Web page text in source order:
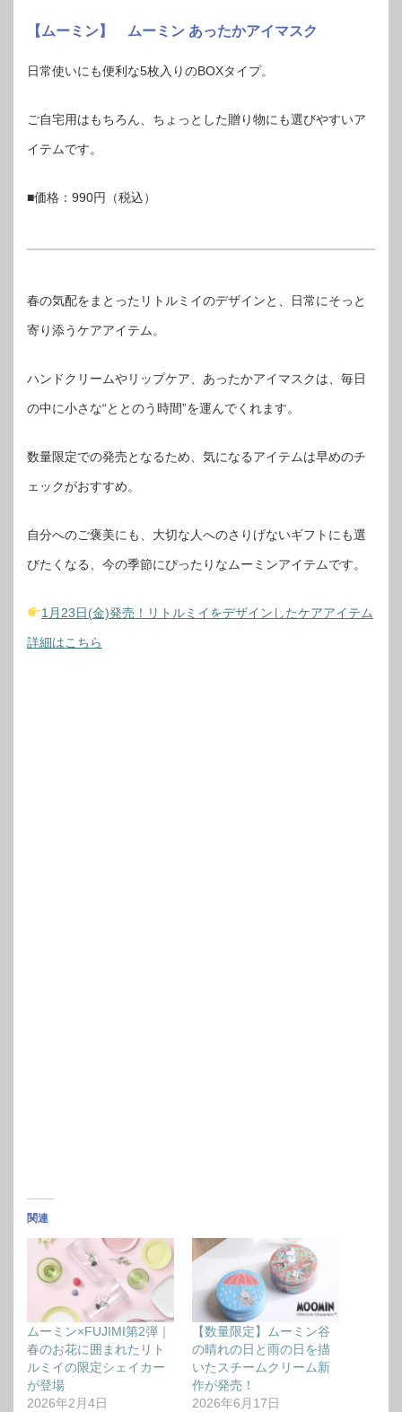
【ムーミン】 ムーミン あったかアイマスク
日常使いにも便利な5枚入りのBOXタイプ。
ご自宅用はもちろん、ちょっとした贈り物にも選びやすいア
イテムです。
■価格：990円（税込）
春の気配をまとったリトルミイのデザインと、日常にそっと
寄り添うケアアイテム。
ハンドクリームやリップケア、あったかアイマスクは、毎日
の中に小さな“ととのう時間”を運んでくれます。
数量限定での発売となるため、気になるアイテムは早めのチ
ェックがおすすめ。
自分へのご褒美にも、大切な人へのさりげないギフトにも選
びたくなる、今の季節にぴったりなムーミンアイテムです。
1月23日(金)発売！リトルミイをデザインしたケアアイテム
詳細はこちら
関連
ムーミン×FUJIMI第2弾｜
春のお花に囲まれたリト
ルミイの限定シェイカー
が登場
2026年2月4日
【数量限定】ムーミン谷
の晴れの日と雨の日を描
いたスチームクリーム新
作が発売！
2026年6月17日